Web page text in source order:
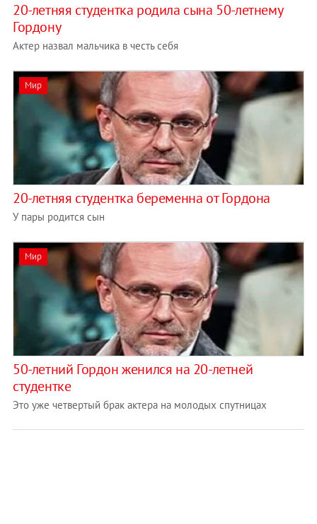
20-летняя студентка родила сына 50-летнему
Гордону
Актер назвал мальчика в честь себя
Мир
20-летняя студентка беременна от Гордона
У пары родится сын
Мир
50-летний Гордон женился на 20-летней
студентке
Это уже четвертый брак актера на молодых спутницах